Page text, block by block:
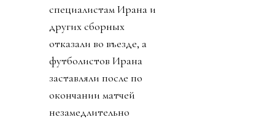
специалистам Ирана и
других сборных
отказали во въезде, а
футболистов Ирана
заставляли после по
окончании матчей
незамедлительно